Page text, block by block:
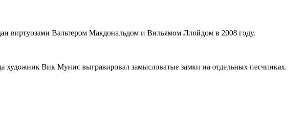
виртуозами Вальтером Макдональдом и Вильямом Ллойдом в 2008 году.
Вик Мунис выгравировал замысловатые замки на отдельных песчинках.